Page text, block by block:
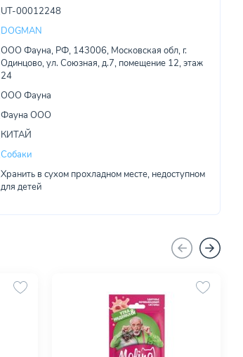
UT-00012248
DOGMAN
ООО Фауна, РФ, 143006, Московская обл, г.
Одинцово, ул. Союзная, д.7, помещение 12, этаж
24
ООО Фауна
Фауна ООО
КИТАЙ
Собаки
Хранить в сухом прохладном месте, недоступном
для детей